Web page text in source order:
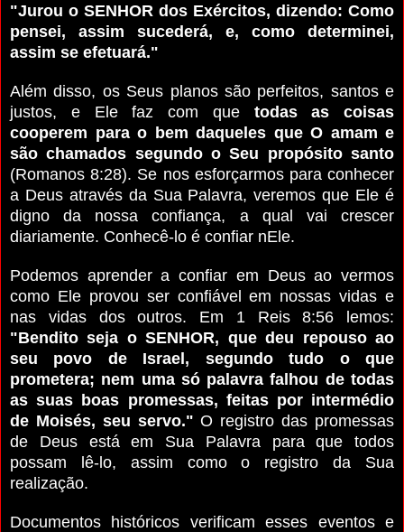
"Jurou o SENHOR dos Exércitos, dizendo: Como
pensei, assim sucederá, e, como determinei,
assim se efetuará."
Além disso, os Seus planos são perfeitos, santos e
justos, e Ele faz com que todas as coisas
cooperem para o bem daqueles que O amam e
são chamados segundo o Seu propósito santo
(Romanos 8:28). Se nos esforçarmos para conhecer
a Deus através da Sua Palavra, veremos que Ele é
digno da nossa confiança, a qual vai crescer
diariamente. Conhecê-lo é confiar nEle.
Podemos aprender a confiar em Deus ao vermos
como Ele provou ser confiável em nossas vidas e
nas vidas dos outros. Em 1 Reis 8:56 lemos:
"Bendito seja o SENHOR, que deu repouso ao
seu povo de Israel, segundo tudo o que
prometera; nem uma só palavra falhou de todas
as suas boas promessas, feitas por intermédio
de Moisés, seu servo." O registro das promessas
de Deus está em Sua Palavra para que todos
possam lê-lo, assim como o registro da Sua
realização.
Documentos históricos verificam esses eventos e